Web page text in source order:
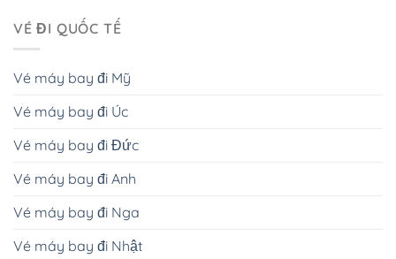
VÉ ĐI QUỐC TẾ
Vé máy bay đi Mỹ
Vé máy bay đi Úc
Vé máy bay đi Đức
Vé máy bay đi Anh
Vé máy bay đi Nga
Vé máy bay đi Nhật